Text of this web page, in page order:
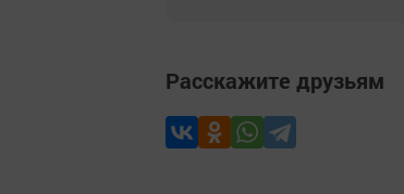
Расскажите друзьям